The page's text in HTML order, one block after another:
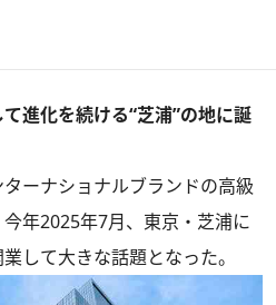
進化を続ける“芝浦”の地に誕
ーナショナルブランドの高級
年2025年7月、東京・芝浦に
して大きな話題となった。